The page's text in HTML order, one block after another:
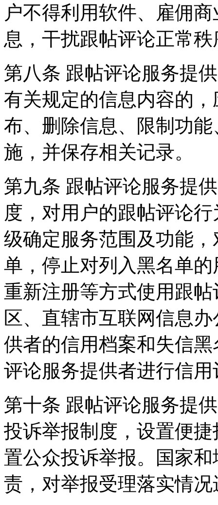
户不得利用软件、雇佣
息，干扰跟帖评论正常
第八条 跟帖评论服务提
有关规定的信息内容的
布、删除信息、限制功
施，并保存相关记录。
第九条 跟帖评论服务提
度，对用户的跟帖评论
级确定服务范围及功能
单，停止对列入黑名单
重新注册等方式使用跟
区、直辖市互联网信息
供者的信用档案和失信
评论服务提供者进行信用
第十条 跟帖评论服务提
投诉举报制度，设置便
置公众投诉举报。国家
责，对举报受理落实情